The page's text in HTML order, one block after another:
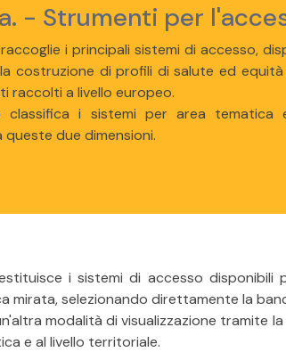
- Strumenti per
raccoglie i principali sistemi di accesso,
costruzione di profili di salute ed
raccolti a livello europeo.
classifica i sistemi per area tematica
queste due dimensioni.
i sistemi di accesso
mirata, selezionando direttamente la
modalità di visualizzazione
e al livello territoriale.